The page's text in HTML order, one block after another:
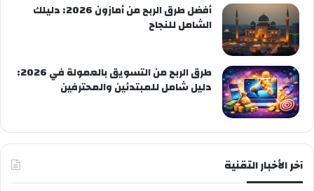
أفضل طرق الربح من أمازون 2026: دليلك
الشامل للنجاح
طرق الربح من التسويق بالعمولة في 2026:
دليل شامل للمبتدئين والمحترفين
آخر الأخبار التقنية